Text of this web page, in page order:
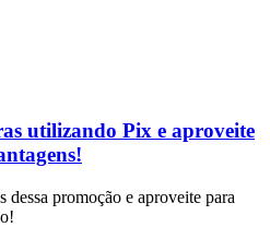
utilizando Pix e aproveite
dessa promoção e aproveite para